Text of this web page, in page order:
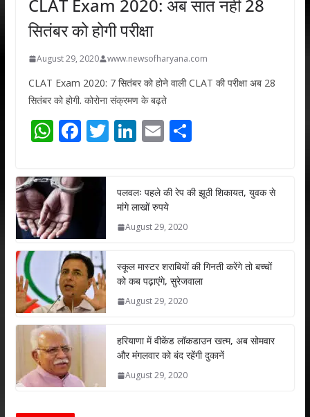
CLAT Exam 2020: अब सात नहीं 28
सितंबर को होगी परीक्षा
August 29, 2020 www.newsofharyana.com
CLAT Exam 2020: 7 सितंबर को होने वाली CLAT की परीक्षा अब 28
सितंबर को होगी. कोरोना संक्रमण के बढ़ते
W
at
s
A
p
p
F
e
b
o
k
T
er
Li
e
dI
n
E
l
S
e
पलवलः पहले की रेप की झूठी शिकायत, युवक से
मांगे लाखों रुपये
August 29, 2020
स्कूल मास्टर शराबियों की गिनती करेंगे तो बच्चों
को कब पढ़ाएंगे, सुरेजवाला
August 29, 2020
हरियाणा में वीकेंड लॉकडाउन खत्म, अब सोमवार
और मंगलवार को बंद रहेंगी दुकानें
August 29, 2020